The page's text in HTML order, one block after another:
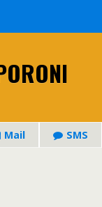
Mail SMS